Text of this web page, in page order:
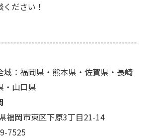
ださい！
域：福岡県・熊本県・佐賀県・長崎
・山口県
岡市東区下原3丁目21-14
7525